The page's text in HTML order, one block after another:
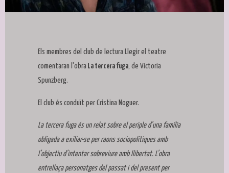
Els membres del club de lectura Llegir el teatre
comentaran l'obra La tercera fuga, de Victoria
Spunzberg.
El club és conduït per Cristina Noguer.
La tercera fuga és un relat sobre el periple d’una família
obligada a exiliar-se per raons sociopolítiques amb
l’objectiu d’intentar sobreviure amb llibertat. L’obra
entrellaça personatges del passat i del present per